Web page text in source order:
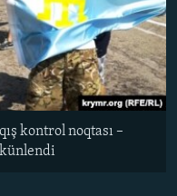
kontrol noqtası –